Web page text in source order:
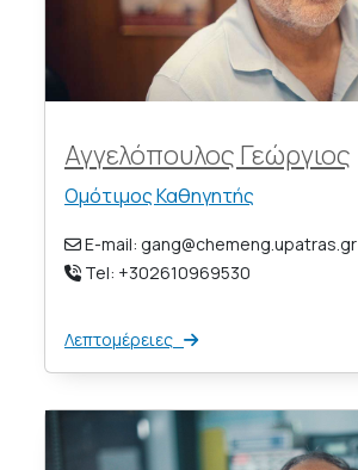
Αγγελόπουλος Γεώργιος
Ομότιμος Καθηγητής
E-mail: gang@chemeng.upatras.gr
Tel: +302610969530
Λεπτομέρειες